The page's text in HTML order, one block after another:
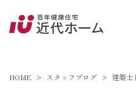
HOME スタッフブログ 建築士